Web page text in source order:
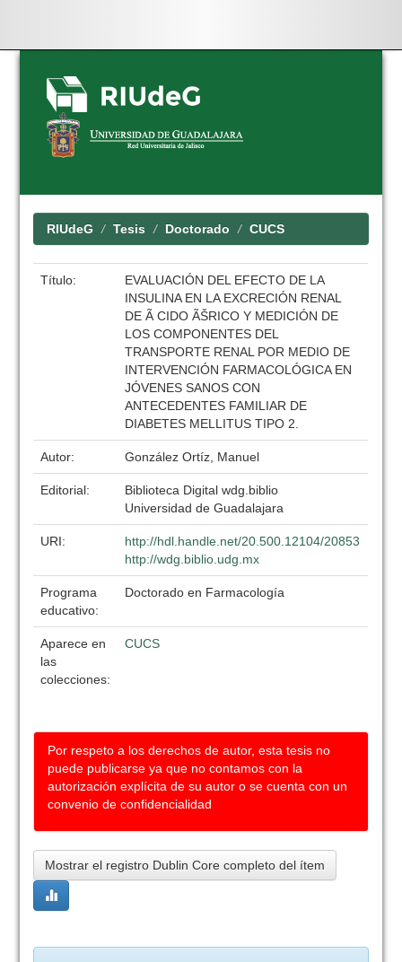
Skip
navigation
RIUdeG Tesis Doctorado CUCS
Título:
EVALUACIÓN DEL EFECTO DE LA
INSULINA EN LA EXCRECIÓN RENAL
DE Ã CIDO ÃŠRICO Y MEDICIÓN DE
LOS COMPONENTES DEL
TRANSPORTE RENAL POR MEDIO DE
INTERVENCIÓN FARMACOLÓGICA EN
JÓVENES SANOS CON
ANTECEDENTES FAMILIAR DE
DIABETES MELLITUS TIPO 2.
Autor: González Ortíz, Manuel
Editorial:
Biblioteca Digital wdg.biblio
Universidad de Guadalajara
URI:
http://hdl.handle.net/20.500.12104/20853
http://wdg.biblio.udg.mx
Programa
educativo:
Doctorado en Farmacología
Aparece en
las
colecciones:
CUCS
Por respeto a los derechos de autor, esta tesis no
puede publicarse ya que no contamos con la
autorización explícita de su autor o se cuenta con un
convenio de confidencialidad
Mostrar el registro Dublin Core completo del ítem